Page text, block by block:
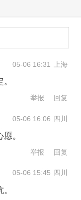
05-06 16:31 上海
举报 回复
05-06 16:06 四川
。
举报 回复
05-06 15:45 四川